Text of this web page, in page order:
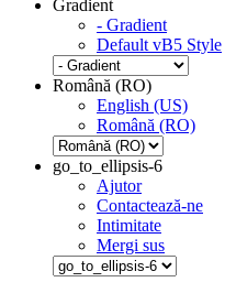
Gradient
- Gradient
Default vB5 Style
Română (RO)
English (US)
Română (RO)
go_to_ellipsis-6
Ajutor
Contactează-ne
Intimitate
Mergi sus